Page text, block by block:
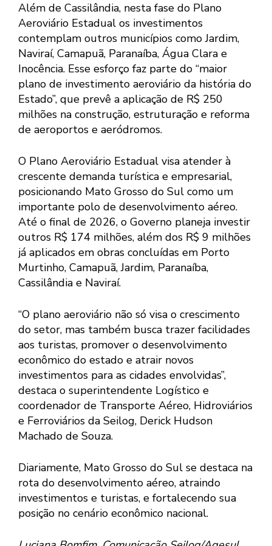
Além de Cassilândia, nesta fase do Plano
Aeroviário Estadual os investimentos
contemplam outros municípios como Jardim,
Naviraí, Camapuã, Paranaíba, Água Clara e
Inocência. Esse esforço faz parte do “maior
plano de investimento aeroviário da história do
Estado”, que prevê a aplicação de R$ 250
milhões na construção, estruturação e reforma
de aeroportos e aeródromos.
O Plano Aeroviário Estadual visa atender à
crescente demanda turística e empresarial,
posicionando Mato Grosso do Sul como um
importante polo de desenvolvimento aéreo.
Até o final de 2026, o Governo planeja investir
outros R$ 174 milhões, além dos R$ 9 milhões
já aplicados em obras concluídas em Porto
Murtinho, Camapuã, Jardim, Paranaíba,
Cassilândia e Naviraí.
“O plano aeroviário não só visa o crescimento
do setor, mas também busca trazer facilidades
aos turistas, promover o desenvolvimento
econômico do estado e atrair novos
investimentos para as cidades envolvidas”,
destaca o superintendente Logístico e
coordenador de Transporte Aéreo, Hidroviários
e Ferroviários da Seilog, Derick Hudson
Machado de Souza.
Diariamente, Mato Grosso do Sul se destaca na
rota do desenvolvimento aéreo, atraindo
investimentos e turistas, e fortalecendo sua
posição no cenário econômico nacional.